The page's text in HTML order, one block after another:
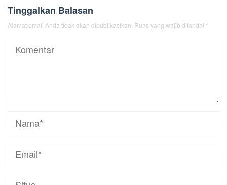
Tinggalkan Balasan
Alamat email Anda tidak akan dipublikasikan. Ruas yang wajib ditandai *